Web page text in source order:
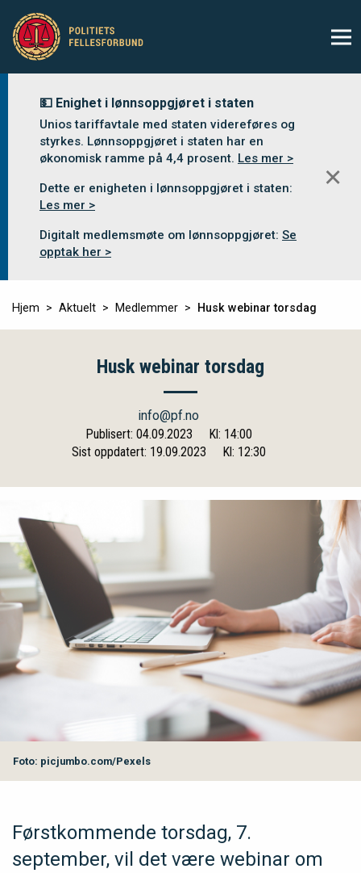
💵 Enighet i lønnsoppgjøret i staten
Unios tariffavtale med staten videreføres og
styrkes. Lønnsoppgjøret i staten har en
økonomisk ramme på 4,4 prosent. Les mer >
Dette er enigheten i lønnsoppgjøret i staten:
Les mer >
Digitalt medlemsmøte om lønnsoppgjøret: Se
opptak her >
✕
Hjem Aktuelt Medlemmer Husk webinar torsdag
Husk webinar torsdag
info@pf.no
Publisert: 04.09.2023
Kl: 14:00
Sist oppdatert: 19.09.2023
Kl: 12:30
Foto: picjumbo.com/Pexels
Førstkommende torsdag, 7.
september, vil det være webinar om